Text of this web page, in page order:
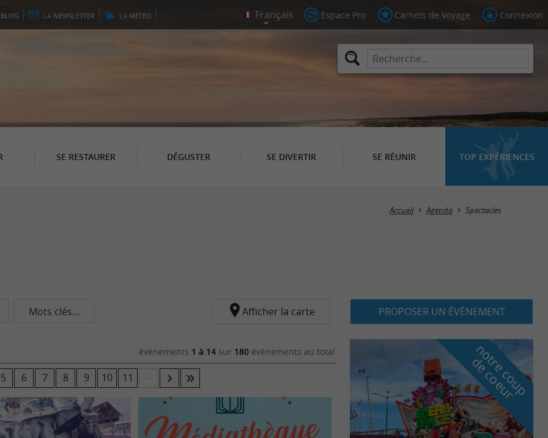
BLOG LA NEWSLETTER LA MÉTÉO Espace Pro Carnets de Voyage Connexion
SE RESTAURER DÉGUSTER SE DIVERTIR SE RÉUNIR TOP EXPÉRIENCES
Masquer la carte
Accueil Agenda Spectacles
Mots clés... Afficher la carte
évènements 1 à 14 sur 180 évènements au total
5 6 7 8 9 10 11
PROPOSER UN ÉVÈNEMENT
n
o
t
r
e
c
o
u
p
d
e
c
o
e
u
r